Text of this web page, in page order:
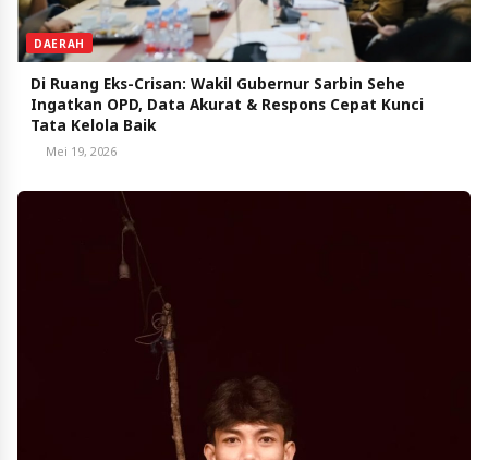
DAERAH
Di Ruang Eks-Crisan: Wakil Gubernur Sarbin Sehe
Ingatkan OPD, Data Akurat & Respons Cepat Kunci
Tata Kelola Baik
Mei 19, 2026